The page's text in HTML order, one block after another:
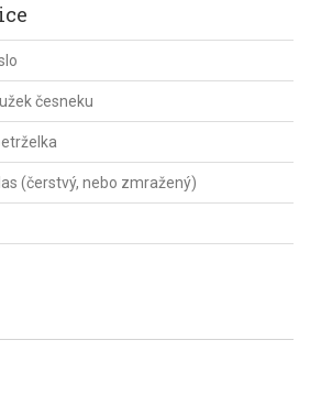
česneku
(čerstvý, nebo zmražený)